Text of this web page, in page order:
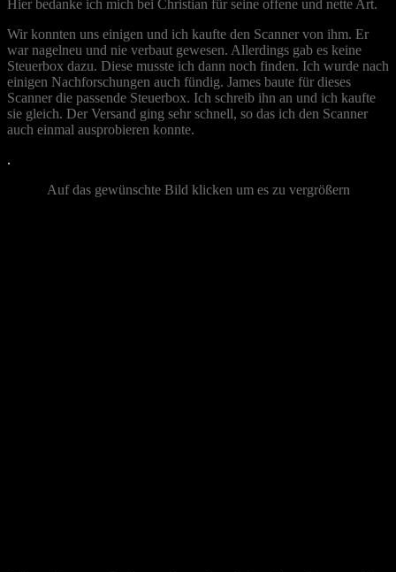
Hier bedanke ich mich bei Christian für seine offene und nette Art.
Wir konnten uns einigen und ich kaufte den Scanner von ihm. Er
war nagelneu und nie verbaut gewesen. Allerdings gab es keine
Steuerbox dazu. Diese musste ich dann noch finden. Ich wurde nach
einigen Nachforschungen auch fündig. James baute für dieses
Scanner die passende Steuerbox. Ich schreib ihn an und ich kaufte
sie gleich. Der Versand ging sehr schnell, so das ich den Scanner
auch einmal ausprobieren konnte.
.
Auf das gewünschte Bild klicken um es zu vergrößern